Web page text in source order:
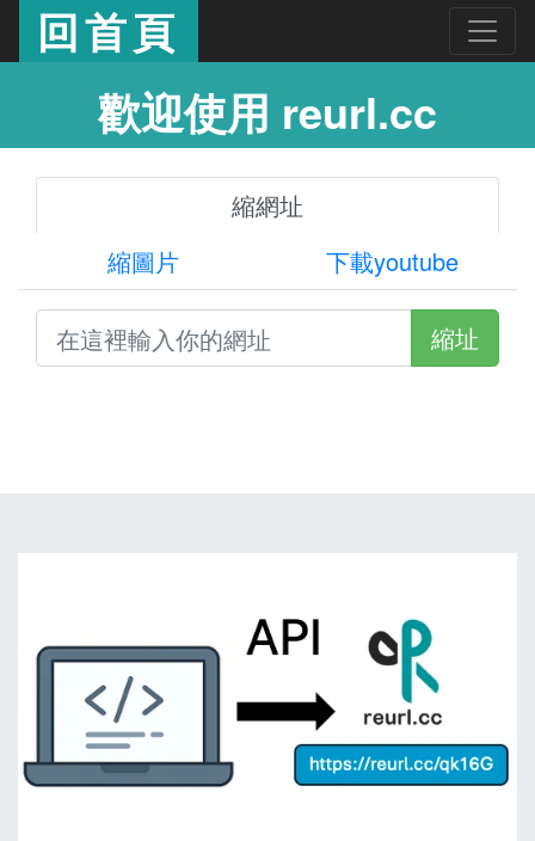
回首頁
歡迎使用 reurl.cc
縮網址
縮圖片
下載youtube
縮址